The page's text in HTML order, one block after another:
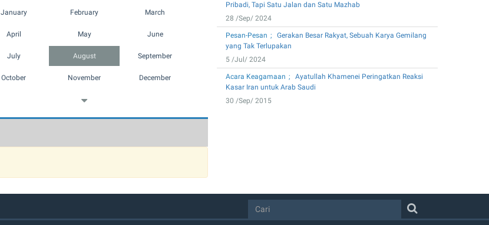
January February March
April May June
July August September
October November December
Pribadi, Tapi Satu Jalan dan Satu Mazhab
28 /Sep/ 2024
Pesan-Pesan
Gerakan Besar Rakyat, Sebuah Karya Gemilang
yang Tak Terlupakan
5 /Jul/ 2024
Acara Keagamaan
Ayatullah Khamenei Peringatkan Reaksi
Kasar Iran untuk Arab Saudi
30 /Sep/ 2015